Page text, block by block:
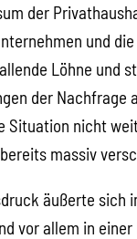
der
und die
Löhne und
der Nachfrage
Situation nicht
massiv
äußerte sich
vor allem in einer